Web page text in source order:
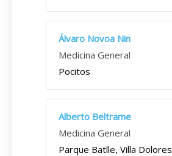
Álvaro Novoa Nin
Medicina General
Pocitos
Alberto Beltrame
Medicina General
Parque Batlle, Villa Dolores